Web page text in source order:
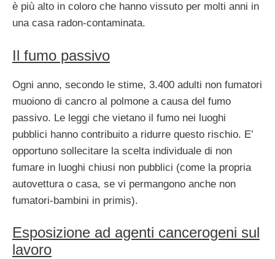
è più alto in coloro che hanno vissuto per molti anni in
una casa radon-contaminata.
Il fumo passivo
Ogni anno, secondo le stime, 3.400 adulti non fumatori
muoiono di cancro al polmone a causa del fumo
passivo. Le leggi che vietano il fumo nei luoghi
pubblici hanno contribuito a ridurre questo rischio. E’
opportuno sollecitare la scelta individuale di non
fumare in luoghi chiusi non pubblici (come la propria
autovettura o casa, se vi permangono anche non
fumatori-bambini in primis).
Esposizione ad agenti cancerogeni sul
lavoro